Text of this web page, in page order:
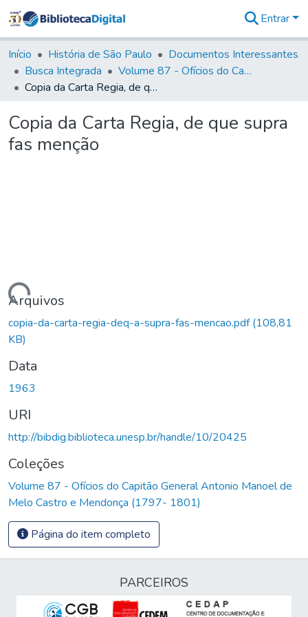
&
Coleções
Tudo na
Biblioteca
Estatísticas
Entrar
Início História de São Paulo
Documentos Interessantes
Busca Integrada
Volume 87 - Ofícios do Capitão General Antonio Manoel de Melo Castro e Mendonça (1797- 1801)
Copia da Carta Regia, de que supra fas menção
Copia da Carta Regia, de que supra
fas menção
Carregando...
Arquivos
copia-da-carta-regia-deq-a-supra-fas-mencao.pdf(108,81
KB)
Data
1963
URI
http://bibdig.biblioteca.unesp.br/handle/10/20425
Coleções
Volume 87 - Ofícios do Capitão General Antonio Manoel de
Melo Castro e Mendonça (1797- 1801)
Página do item completo
PARCEIROS